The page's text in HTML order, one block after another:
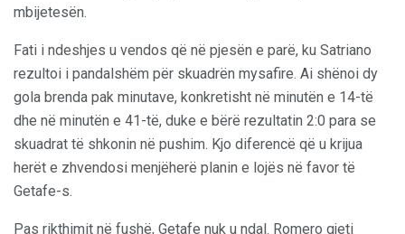
mbijetesën.
Fati i ndeshjes u vendos që në pjesën e parë, ku Satriano
rezultoi i pandalshëm për skuadrën mysafire. Ai shënoi dy
gola brenda pak minutave, konkretisht në minutën e 14-të
dhe në minutën e 41-të, duke e bërë rezultatin 2:0 para se
skuadrat të shkonin në pushim. Kjo diferencë që u krijua
herët e zhvendosi menjëherë planin e lojës në favor të
Getafe-s.
Pas rikthimit në fushë, Getafe nuk u ndal. Romero gjeti